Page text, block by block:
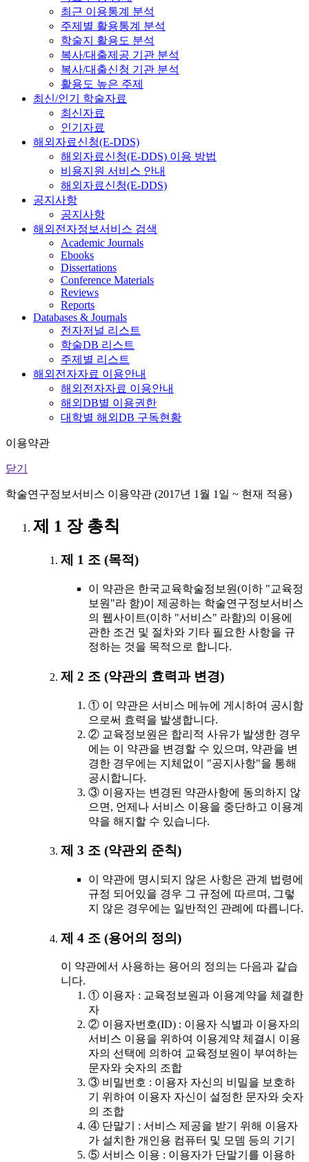
최근 이용통계 분석
주제별 활용통계 분석
학술지 활용도 분석
복사/대출제공 기관 분석
복사/대출신청 기관 분석
활용도 높은 주제
최신/인기 학술자료
최신자료
인기자료
해외자료신청(E-DDS)
해외자료신청(E-DDS) 이용 방법
비용지원 서비스 안내
해외자료신청(E-DDS)
공지사항
공지사항
해외전자정보서비스 검색
Academic Journals
Ebooks
Dissertations
Conference Materials
Reviews
Reports
Databases & Journals
전자저널 리스트
학술DB 리스트
주제별 리스트
해외전자자료 이용안내
해외전자자료 이용안내
해외DB별 이용권한
대학별 해외DB 구독현황
이용약관
닫기
학술연구정보서비스 이용약관 (2017년 1월 1일 ~ 현재 적용)
제 1 장 총칙
제 1 조 (목적)
이 약관은 한국교육학술정보원(이하 "교육정
보원"라 함)이 제공하는 학술연구정보서비스
의 웹사이트(이하 "서비스" 라함)의 이용에
관한 조건 및 절차와 기타 필요한 사항을 규
정하는 것을 목적으로 합니다.
제 2 조 (약관의 효력과 변경)
① 이 약관은 서비스 메뉴에 게시하여 공시함
으로써 효력을 발생합니다.
② 교육정보원은 합리적 사유가 발생한 경우
에는 이 약관을 변경할 수 있으며, 약관을 변
경한 경우에는 지체없이 "공지사항"을 통해
공시합니다.
③ 이용자는 변경된 약관사항에 동의하지 않
으면, 언제나 서비스 이용을 중단하고 이용계
약을 해지할 수 있습니다.
제 3 조 (약관외 준칙)
이 약관에 명시되지 않은 사항은 관계 법령에
규정 되어있을 경우 그 규정에 따르며, 그렇
지 않은 경우에는 일반적인 관례에 따릅니다.
제 4 조 (용어의 정의)
이 약관에서 사용하는 용어의 정의는 다음과 같습
니다.
① 이용자 : 교육정보원과 이용계약을 체결한
자
② 이용자번호(ID) : 이용자 식별과 이용자의
서비스 이용을 위하여 이용계약 체결시 이용
자의 선택에 의하여 교육정보원이 부여하는
문자와 숫자의 조합
③ 비밀번호 : 이용자 자신의 비밀을 보호하
기 위하여 이용자 자신이 설정한 문자와 숫자
의 조합
④ 단말기 : 서비스 제공을 받기 위해 이용자
가 설치한 개인용 컴퓨터 및 모뎀 등의 기기
⑤ 서비스 이용 : 이용자가 단말기를 이용하